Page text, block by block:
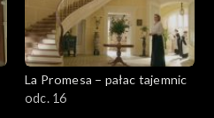
La Promesa – pałac tajemnic
odc. 16